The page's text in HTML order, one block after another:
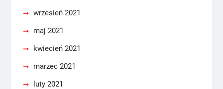
wrzesień 2021
maj 2021
kwiecień 2021
marzec 2021
luty 2021